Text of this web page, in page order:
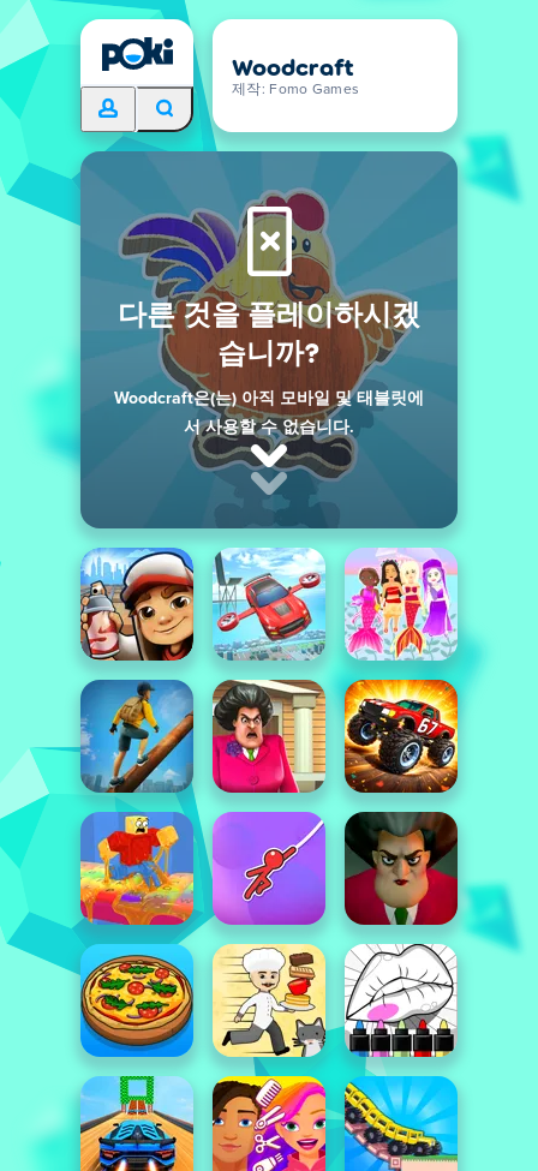
Woodcraft
제작: Fomo Games
다른 것을 플레이하시겠
습니까?
Woodcraft은(는) 아직 모바일 및 태블릿에
서 사용할 수 없습니다.